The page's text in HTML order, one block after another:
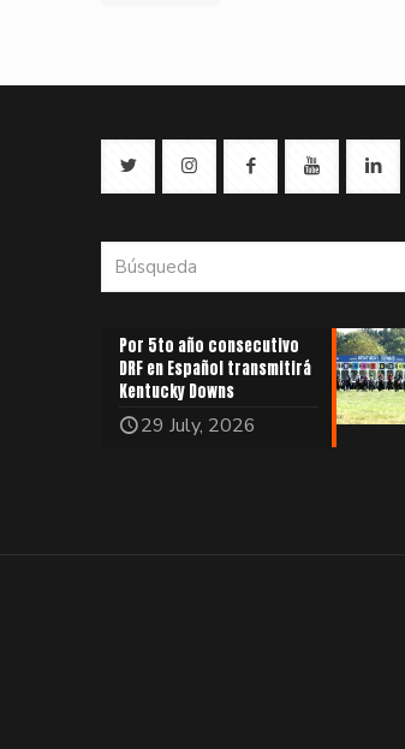
Por 5to año consecutivo
DRF en Español transmitirá
Kentucky Downs
29 July, 2026